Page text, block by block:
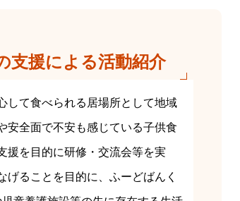
支援による活動紹介
して食べられる居場所として地域
安全面で不安も感じている子供食
援を目的に研修・交流会等を実
ることを目的に、ふーどばんく